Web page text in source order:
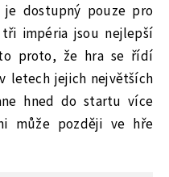
je dostupný pouze pro
impéria jsou nejlepší
proto, že hra se řídí
letech jejich největších
hned do startu více
může později ve hře